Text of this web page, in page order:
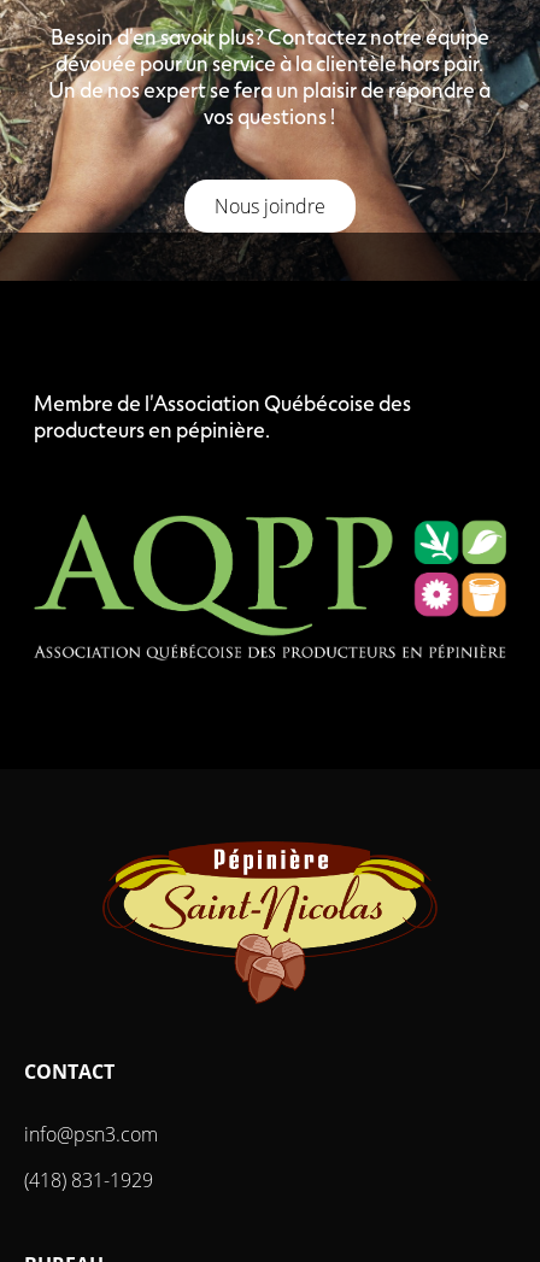
Besoin d'en savoir plus? Contactez notre équipe
dévouée pour un service à la clientèle hors pair.
Un de nos expert se fera un plaisir de répondre à
vos questions !
Nous joindre
Membre de l'Association Québécoise des
producteurs en pépinière.
CONTACT
info@psn3.com
(418) 831-1929